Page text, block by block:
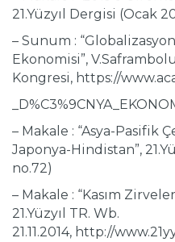
21.Yüzyıl Dergisi (Ocak
– Sunum :
Ekonomisi”, V.Saframbolu
Kongresi, https://
– Makale : “Asya-Pasifik
Japonya-Hindistan”,
no.72)
– Makale : “Kasım
21.Yüzyıl TR. Wb.
21.11.2014, http://